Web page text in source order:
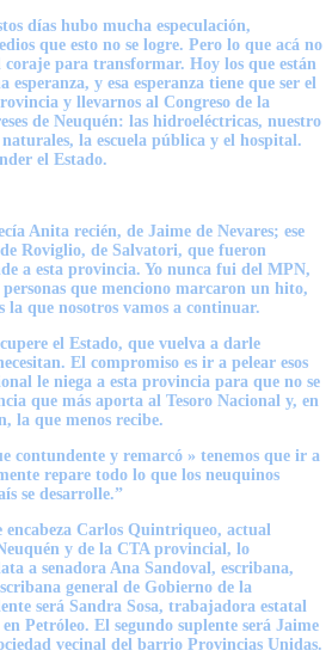
días hubo mucha especulación,
que esto no se logre. Pero lo que acá no
coraje para transformar. Hoy los que están
esperanza, y esa esperanza tiene que ser el
y llevarnos al Congreso de la
de Neuquén: las hidroeléctricas, nuestro
la escuela pública y el hospital.
el Estado.
Anita recién, de Jaime de Nevares; ese
Roviglio, de Salvatori, que fueron
a esta provincia. Yo nunca fui del MPN,
personas que menciono marcaron un hito,
la que nosotros vamos a continuar.
el Estado, que vuelva a darle
El compromiso es ir a pelear esos
le niega a esta provincia para que no se
que más aporta al Tesoro Nacional y, en
la que menos recibe.
contundente y remarcó » tenemos que ir a
repare todo lo que los neuquinos
se desarrolle.”
encabeza Carlos Quintriqueo, actual
y de la CTA provincial, lo
a senadora Ana Sandoval, escribana,
general de Gobierno de la
será Sandra Sosa, trabajadora estatal
Petróleo. El segundo suplente será Jaime
vecinal del barrio Provincias Unidas.